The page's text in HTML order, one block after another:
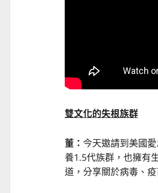
雙文化的失根族群
董： 今天邀請到美國
養1.5代族群，也擁有
道，分享關於病毒、